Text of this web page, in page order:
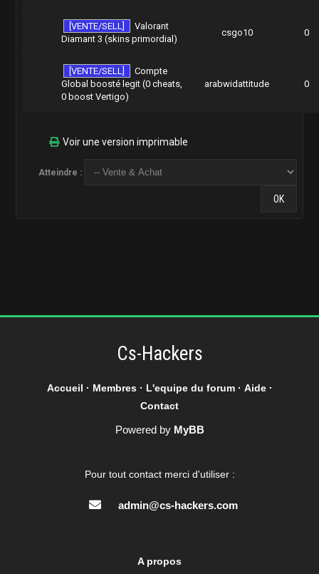
[VENTE/SELL]
Valorant
Diamant 3 (skins primordial)
csgo10 0
[VENTE/SELL]
Compte
Global boosté legit (0 cheats,
0 boost Vertigo)
arabwidattitude 0
Voir une version imprimable
Atteindre :
Cs-Hackers
Accueil · Membres· L'equipe du forum· Aide·
Contact
Powered by MyBB
Pour tout contact merci d'utiliser :
admin@cs-hackers.com
A propos